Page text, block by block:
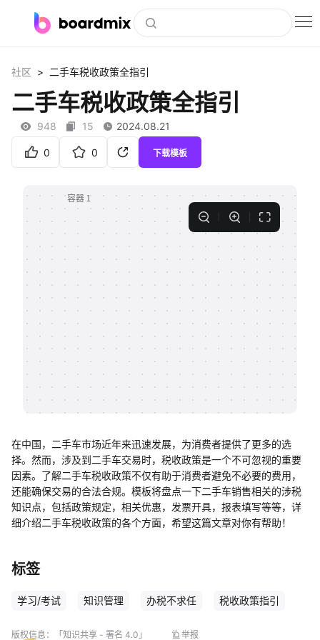
社区资源
下载
客户案例
支持
帮助中心
知识分享社区
社区 > 二手车税收政策全指引
二手车税收政策全指引
948 15 2024.08.21
0 0 下载模板
在中国，二手车市场近年来迅速发展，为消费者提供了更多的选
择。然而，涉及到二手车交易时，税收政策是一个不可忽视的重要
因素。了解二手车税收政策不仅有助于消费者避免不必要的费用，
还能确保交易的合法合规。模板将盘点一下二手车销售相关的涉税
知识点，包括政策规定，相关优惠，发票开具，报表填写等等，详
细介绍二手车税收政策的各个方面，希望这篇文章对你有帮助！
标签
学习/考试 知识管理 办税不求任 税收政策指引
版权信息： 「知识共享 - 署名 4.0」 举报